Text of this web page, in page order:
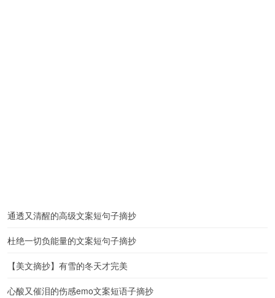
通透又清醒的高级文案短句子摘抄
杜绝一切负能量的文案短句子摘抄
【美文摘抄】有雪的冬天才完美
心酸又催泪的伤感emo文案短语子摘抄